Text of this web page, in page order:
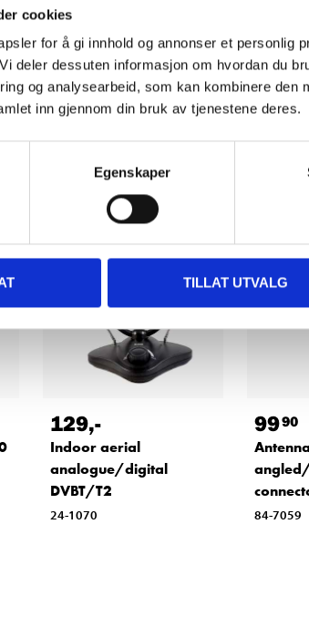
cookies
for å gi innhold og annonser et personlig
deler dessuten informasjon om hvordan du
og analysearbeid, som kan kombinere den
inn gjennom din bruk av tjenestene deres.
Egenskaper
TILLAT UTVALG
129,-
Indoor aerial
analogue/digital
DVBT/T2
24-1070
9990
84-7059